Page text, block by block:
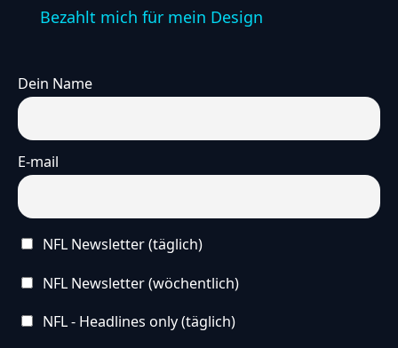
Bezahlt mich für mein Design
Dein Name
E-mail
NFL Newsletter (täglich)
NFL Newsletter (wöchentlich)
NFL - Headlines only (täglich)